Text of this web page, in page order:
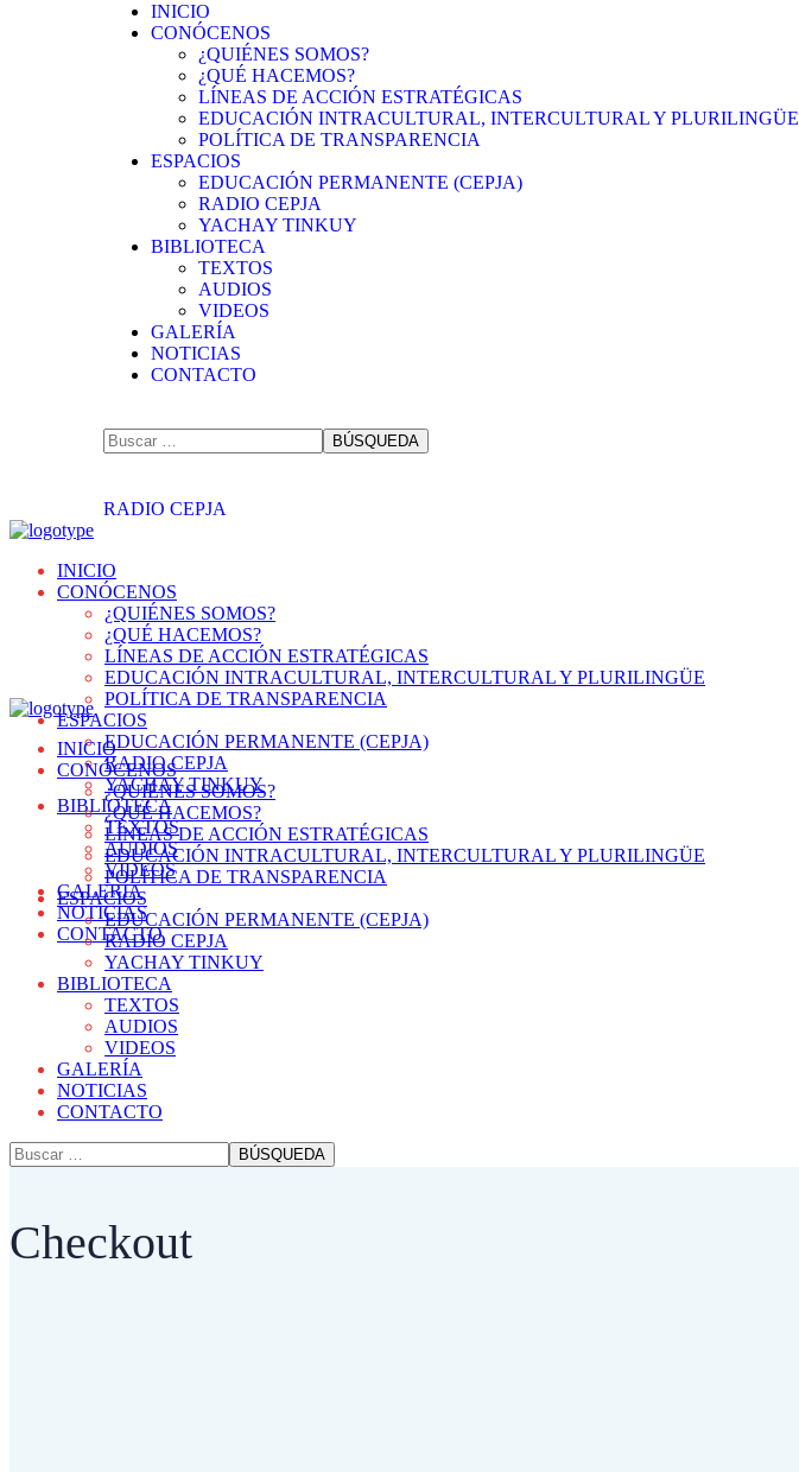
INICIO
CONÓCENOS
¿QUIÉNES SOMOS?
¿QUÉ HACEMOS?
LÍNEAS DE ACCIÓN ESTRATÉGICAS
EDUCACIÓN INTRACULTURAL, INTERCULTURAL Y PLURILINGÜE
POLÍTICA DE TRANSPARENCIA
ESPACIOS
EDUCACIÓN PERMANENTE (CEPJA)
RADIO CEPJA
YACHAY TINKUY
BIBLIOTECA
TEXTOS
AUDIOS
VIDEOS
GALERÍA
NOTICIAS
CONTACTO
RADIO CEPJA
INICIO
CONÓCENOS
¿QUIÉNES SOMOS?
¿QUÉ HACEMOS?
LÍNEAS DE ACCIÓN ESTRATÉGICAS
EDUCACIÓN INTRACULTURAL, INTERCULTURAL Y PLURILINGÜE
POLÍTICA DE TRANSPARENCIA
ESPACIOS
EDUCACIÓN PERMANENTE (CEPJA)
RADIO CEPJA
YACHAY TINKUY
BIBLIOTECA
TEXTOS
AUDIOS
VIDEOS
GALERÍA
NOTICIAS
CONTACTO
INICIO
CONÓCENOS
¿QUIÉNES SOMOS?
¿QUÉ HACEMOS?
LÍNEAS DE ACCIÓN ESTRATÉGICAS
EDUCACIÓN INTRACULTURAL, INTERCULTURAL Y PLURILINGÜE
POLÍTICA DE TRANSPARENCIA
ESPACIOS
EDUCACIÓN PERMANENTE (CEPJA)
RADIO CEPJA
YACHAY TINKUY
BIBLIOTECA
TEXTOS
AUDIOS
VIDEOS
GALERÍA
NOTICIAS
CONTACTO
Checkout